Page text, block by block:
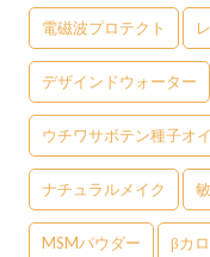
電磁波プロテクト
デザインドウォーター
ウチワサボテン種子オ
ナチュラルメイク
MSMパウダー βカ